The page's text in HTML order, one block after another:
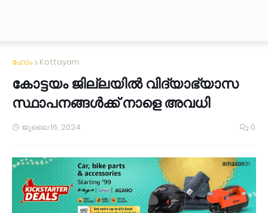
ഹോം Kottayam
കോട്ടയം ജില്ലയിൽ വിദ്യാഭ്യാസ
സ്ഥാപനങ്ങൾക്ക് നാളെ അവധി
ജൂലൈ 16, 2024 0